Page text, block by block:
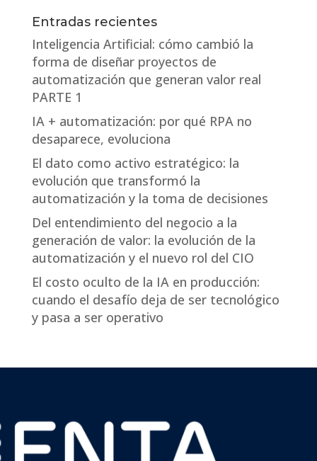
Entradas recientes
Inteligencia Artificial: cómo cambió la
forma de diseñar proyectos de
automatización que generan valor real
PARTE 1
IA + automatización: por qué RPA no
desaparece, evoluciona
El dato como activo estratégico: la
evolución que transformó la
automatización y la toma de decisiones
Del entendimiento del negocio a la
generación de valor: la evolución de la
automatización y el nuevo rol del CIO
El costo oculto de la IA en producción:
cuando el desafío deja de ser tecnológico
y pasa a ser operativo